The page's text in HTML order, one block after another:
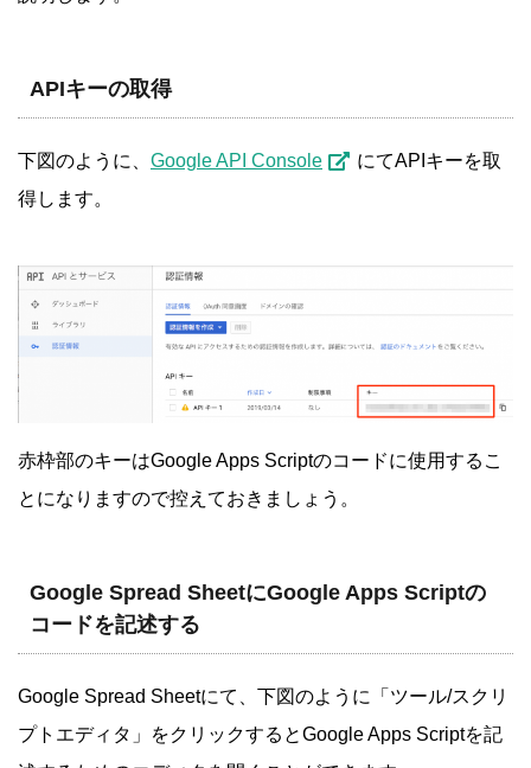
APIキーの取得
下図のように、 Google API Console
にてAPIキーを取
得します。
赤枠部のキーはGoogle Apps Scriptのコードに使用するこ
とになりますので控えておきましょう。
Google Spread SheetにGoogle Apps Scriptの
コードを記述する
Google Spread Sheetにて、下図のように「ツール/スクリ
プトエディタ」をクリックするとGoogle Apps Scriptを記